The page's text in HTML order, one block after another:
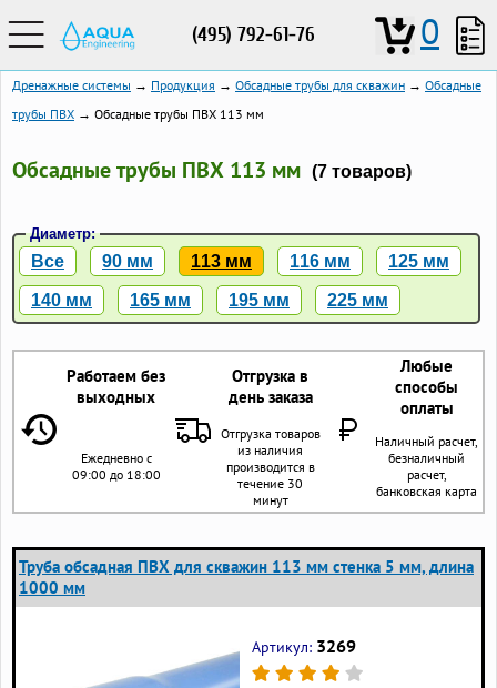
(495) 792-61-76 0
Дренажные системы → Продукция → Обсадные трубы для скважин → Обсадные
трубы ПВХ → Обсадные трубы ПВХ 113 мм
Обсадные трубы ПВХ 113 мм (7 товаров)
Диаметр:
Все 90 мм 113 мм 116 мм 125 мм
140 мм 165 мм 195 мм 225 мм
Работаем без
выходных
Отгрузка в
день заказа
Любые
способы
оплаты
Ежедневно с
09:00 до 18:00
Отгрузка товаров
из наличия
производится в
течение 30
минут
Наличный расчет,
безналичный
расчет,
банковская карта
Труба обсадная ПВХ для скважин 113 мм стенка 5 мм, длина
1000 мм
Артикул: 3269